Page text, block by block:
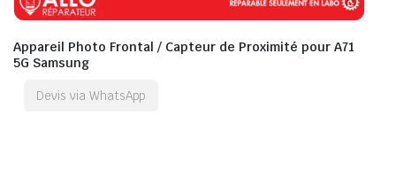
Appareil Photo Frontal / Capteur de Proximité pour A71
5G Samsung
Devis via WhatsApp